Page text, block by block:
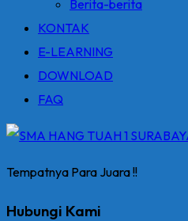
Berita-berita
KONTAK
E-LEARNING
DOWNLOAD
FAQ
Tempatnya Para Juara !!
Hubungi Kami